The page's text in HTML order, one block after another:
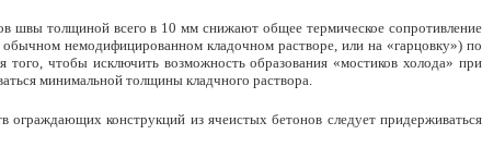
швы толщиной всего в 10 мм снижают общее термическое сопротивление
немодифицированном кладочном растворе, или на «гарцовку») по
чтобы исключить возможность образования «мостиков холода» при
минимальной толщины кладчного раствора.
конструкций из ячеистых бетонов следует придерживаться